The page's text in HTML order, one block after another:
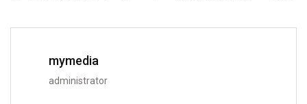
mymedia
administrator